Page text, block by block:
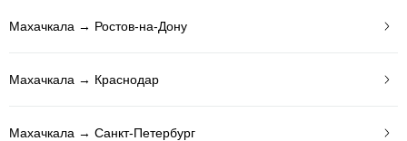
Махачкала → Ростов-на-Дону
Махачкала → Краснодар
Махачкала → Санкт-Петербург